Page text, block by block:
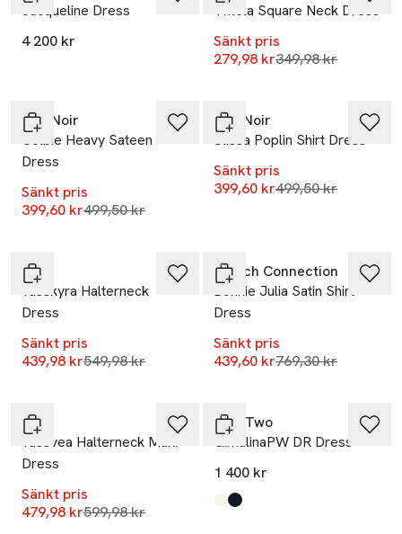
Jacqueline Dress
4 200 kr
Viflola Square Neck Dress
Sänkt pris
279,98 krLägsta pris 30
349,98 kr
Neo Noir
Colbie Heavy Sateen
Dress
Sänkt pris
399,60 krLägsta pris 30 dagar
499,50 kr
Neo Noir
Ulissa Poplin Shirt Dress
Sänkt pris
399,60 krLägsta pris 30
499,50 kr
YAS
Yasskyra Halterneck
Dress
Sänkt pris
439,98 krLägsta pris 30 dagar
549,98 kr
French Connection
Bonnie Julia Satin Shirt
Dress
Sänkt pris
439,60 krLägsta pris 30
769,30 kr
YAS
Yassvea Halterneck Maxi
Dress
Sänkt pris
479,98 krLägsta pris 30 dagar
599,98 kr
Part Two
GimalinaPW DR Dress
1 400 kr
Produkten finns i färgerna:
Tofu
Black